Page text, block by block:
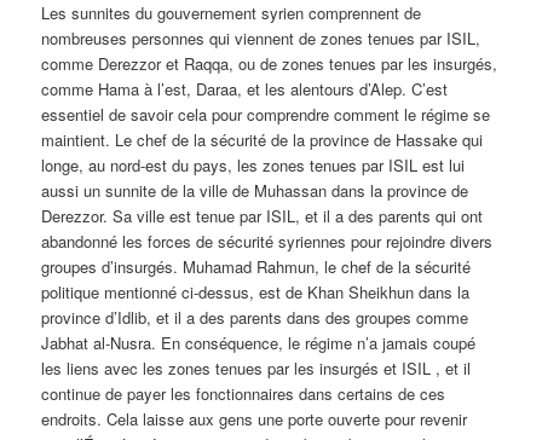
Les sunnites du gouvernement syrien comprennent de
nombreuses personnes qui viennent de zones tenues par ISIL,
comme Derezzor et Raqqa, ou de zones tenues par les insurgés,
comme Hama à l’est, Daraa, et les alentours d’Alep. C’est
essentiel de savoir cela pour comprendre comment le régime se
maintient. Le chef de la sécurité de la province de Hassake qui
longe, au nord-est du pays, les zones tenues par ISIL est lui
aussi un sunnite de la ville de Muhassan dans la province de
Derezzor. Sa ville est tenue par ISIL, et il a des parents qui ont
abandonné les forces de sécurité syriennes pour rejoindre divers
groupes d’insurgés. Muhamad Rahmun, le chef de la sécurité
politique mentionné ci-dessus, est de Khan Sheikhun dans la
province d’Idlib, et il a des parents dans des groupes comme
Jabhat al-Nusra. En conséquence, le régime n’a jamais coupé
les liens avec les zones tenues par les insurgés et ISIL , et il
continue de payer les fonctionnaires dans certains de ces
endroits. Cela laisse aux gens une porte ouverte pour revenir